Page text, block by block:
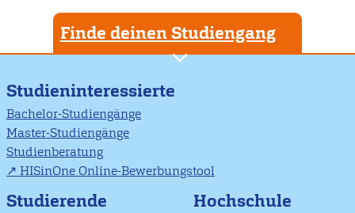
Finde deinen Studiengang
Studieninteressierte
Bachelor-Studiengänge
Master-Studiengänge
Studienberatung
HISinOne Online-Bewerbungstool
Studierende Hochschule